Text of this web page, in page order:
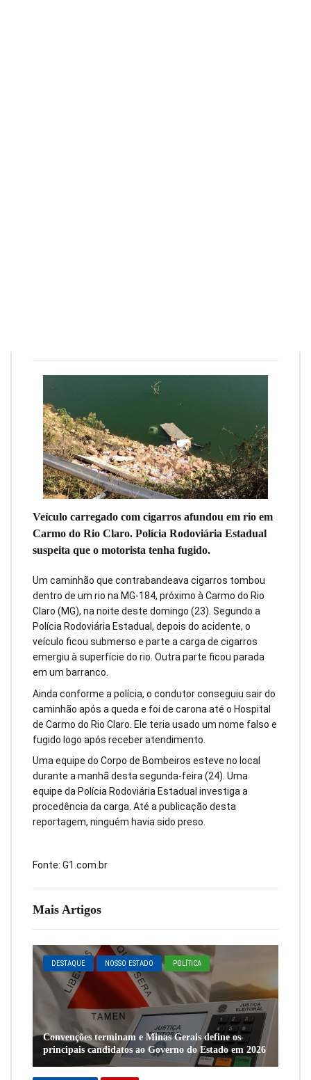
Mais Artigos
DESTAQUE NOSSO ESTADO POLÍTICA
Convenções terminam e Minas Gerais define os
principais candidatos ao Governo do Estado em 2026
Veículo carregado com cigarros afundou em rio em
Carmo do Rio Claro. Polícia Rodoviária Estadual
suspeita que o motorista tenha fugido.
Um caminhão que contrabandeava cigarros tombou
dentro de um rio na MG-184, próximo à Carmo do Rio
Claro (MG), na noite deste domingo (23). Segundo a
Polícia Rodoviária Estadual, depois do acidente, o
veículo ficou submerso e parte a carga de cigarros
emergiu à superfície do rio. Outra parte ficou parada
em um barranco.
Ainda conforme a polícia, o condutor conseguiu sair do
caminhão após a queda e foi de carona até o Hospital
de Carmo do Rio Claro. Ele teria usado um nome falso e
fugido logo após receber atendimento.
Uma equipe do Corpo de Bombeiros esteve no local
durante a manhã desta segunda-feira (24). Uma
equipe da Polícia Rodoviária Estadual investiga a
procedência da carga. Até a publicação desta
reportagem, ninguém havia sido preso.
Fonte: G1.com.br